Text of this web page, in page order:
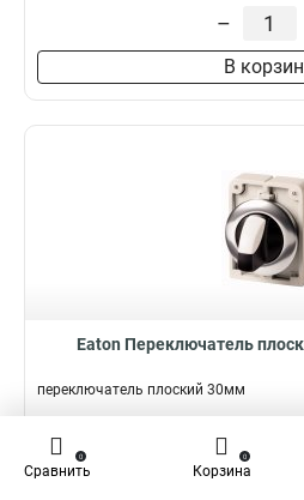
–
В
Eaton Переключатель
переключатель плоский 30мм
Подробнее
Наличие:
Нет на складе
Сравнить
0
Корзина
0